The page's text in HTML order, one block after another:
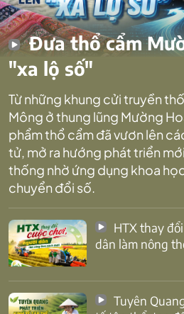
Đưa thổ cẩm
"xa lộ số"
Từ những khung cửi truyền
Mông ở thung lũng Mường
phẩm thổ cẩm đã vươn lên
tử, mở ra hướng phát triển
thống nhờ ứng dụng khoa
chuyển đổi số.
dân làm nông